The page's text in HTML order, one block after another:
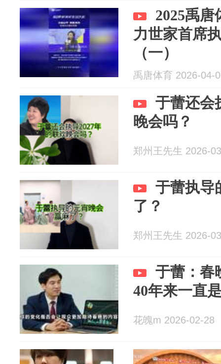
2025禹
力世家首席
（一）
禹唐体育 2026-04-
于蕾还会
晚会吗？
郑州王先生 2026-
于蕾执导
了？
郑州王先生 2026-
于蕾：春
40年来一直
花魄m 2026-02-28